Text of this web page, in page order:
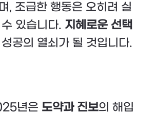
, 조급한 행동은 오히려 실
있습니다. 지혜로운 선택
공의 열쇠가 될 것입니다.
년은 도약과 진보의 해입